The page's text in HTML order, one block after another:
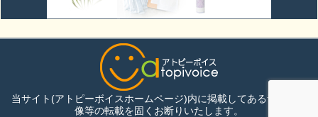
当サイト(アトピーボイスホームページ)内に掲載してある音声・画
像等の転載を固くお断りいたします。